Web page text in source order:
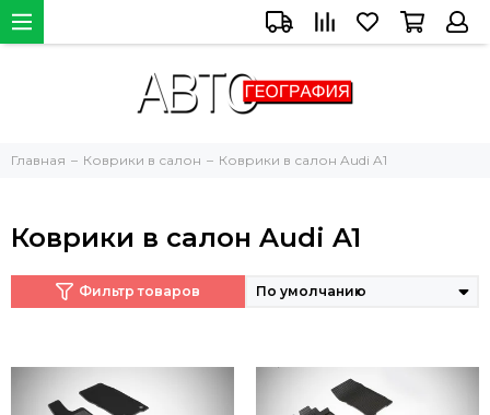
Главная Коврики в салон Коврики в салон Audi A1
Коврики в салон Audi A1
Фильтр товаров